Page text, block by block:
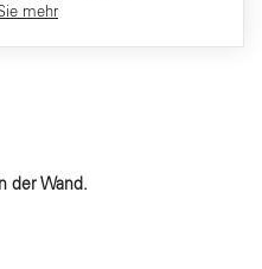
mehr
der Wand.